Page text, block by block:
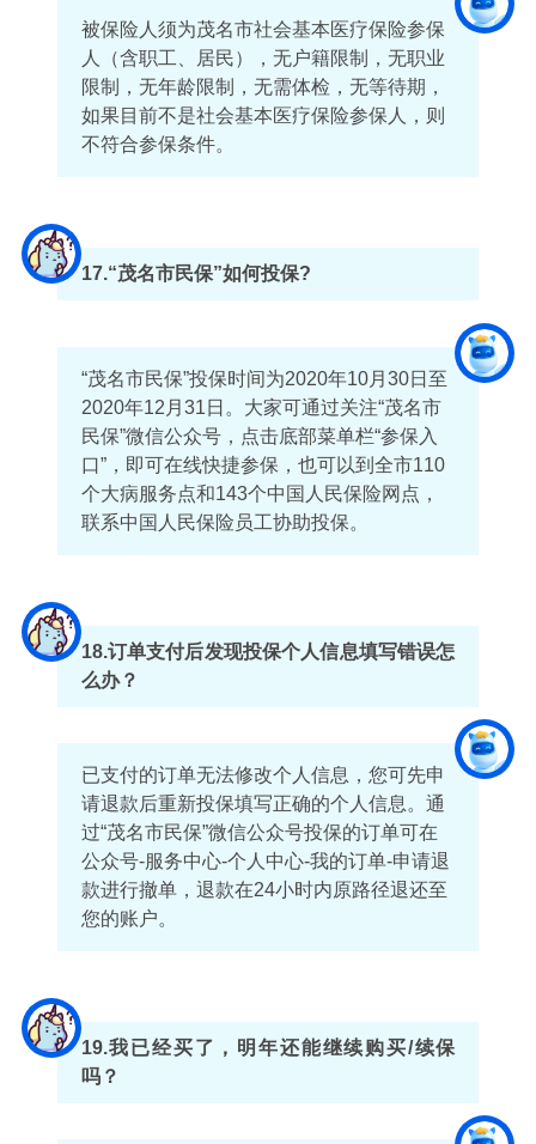
被保险人须为茂名市社会基本医疗保险参保
人（含职工、居民），无户籍限制，无职业
限制，无年龄限制，无需体检，无等待期，
如果目前不是社会基本医疗保险参保人，则
不符合参保条件。
17.“茂名市民保”如何投保?
“茂名市民保”投保时间为2020年10月30日至
2020年12月31日。大家可通过关注“茂名市
民保”微信公众号，点击底部菜单栏“参保入
口”，即可在线快捷参保，也可以到全市110
个大病服务点和143个中国人民保险网点，
联系中国人民保险员工协助投保。
18.订单支付后发现投保个人信息填写错误怎
么办？
已支付的订单无法修改个人信息，您可先申
请退款后重新投保填写正确的个人信息。通
过“茂名市民保”微信公众号投保的订单可在
公众号-服务中心-个人中心-我的订单-申请退
款进行撤单，退款在24小时内原路径退还至
您的账户。
19.我已经买了，明年还能继续购买/续保
吗？